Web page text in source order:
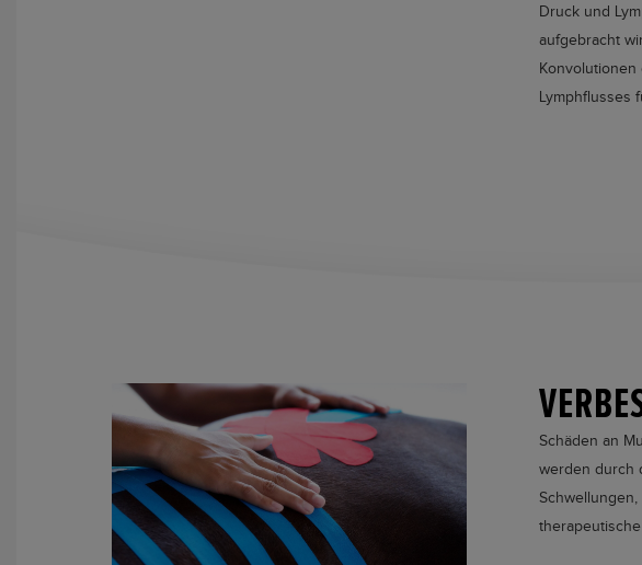
Druck und
aufgebracht
Lymphflusses
Schäden an
werden durch